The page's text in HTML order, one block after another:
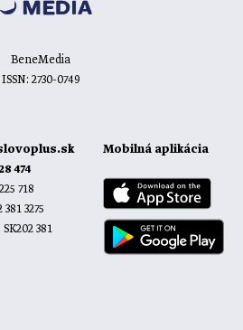
BeneMedia
ISSN: 2730-0749
474
718
3275
381
Mobilná aplikácia